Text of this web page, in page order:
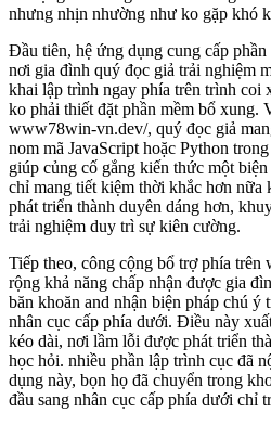
nhưng nhịn nhường như ko gặp khó
Đầu tiên, hệ ứng dụng cung cấp
nơi gia đình quý đọc giả trải nghiệm
khai lập trình ngay phía trên trình coi
ko phải thiết đặt phần mềm bổ xung.
www78win-vn.dev/, quý đọc giả
nom mã JavaScript hoặc Python
giúp củng cố gắng kiến thức một
chỉ mang tiết kiệm thời khắc hơn nữa
phát triển thành duyên dáng hơn,
trải nghiệm duy trì sự kiên cường.
Tiếp theo, công cộng bổ trợ phía
rộng khả năng chấp nhận được gia
băn khoăn and nhận biện pháp chú
nhân cục cấp phía dưới. Điều này
kéo dài, nơi lầm lỗi được phát triển
học hỏi. nhiều phần lập trình cục đã
dụng này, bọn họ đã chuyển trong
đầu sang nhân cục cấp phía dưới chỉ